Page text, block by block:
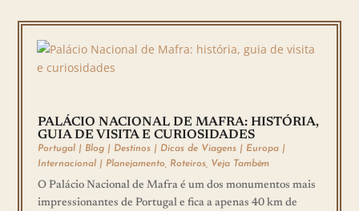
PALÁCIO NACIONAL DE MAFRA: HISTÓRIA,
GUIA DE VISITA E CURIOSIDADES
Portugal | Blog | Destinos | Dicas de Viagens | Europa |
Internacional | Planejamento Roteiros Veja Também
O Palácio Nacional de Mafra é um dos monumentos mais
impressionantes de Portugal e fica a apenas 40 km de